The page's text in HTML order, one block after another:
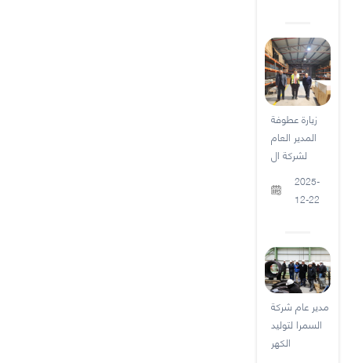
زيارة عطوفة
المدير العام
لشركة ال
2025-
12-22
مدير عام شركة
السمرا لتوليد
الكهر